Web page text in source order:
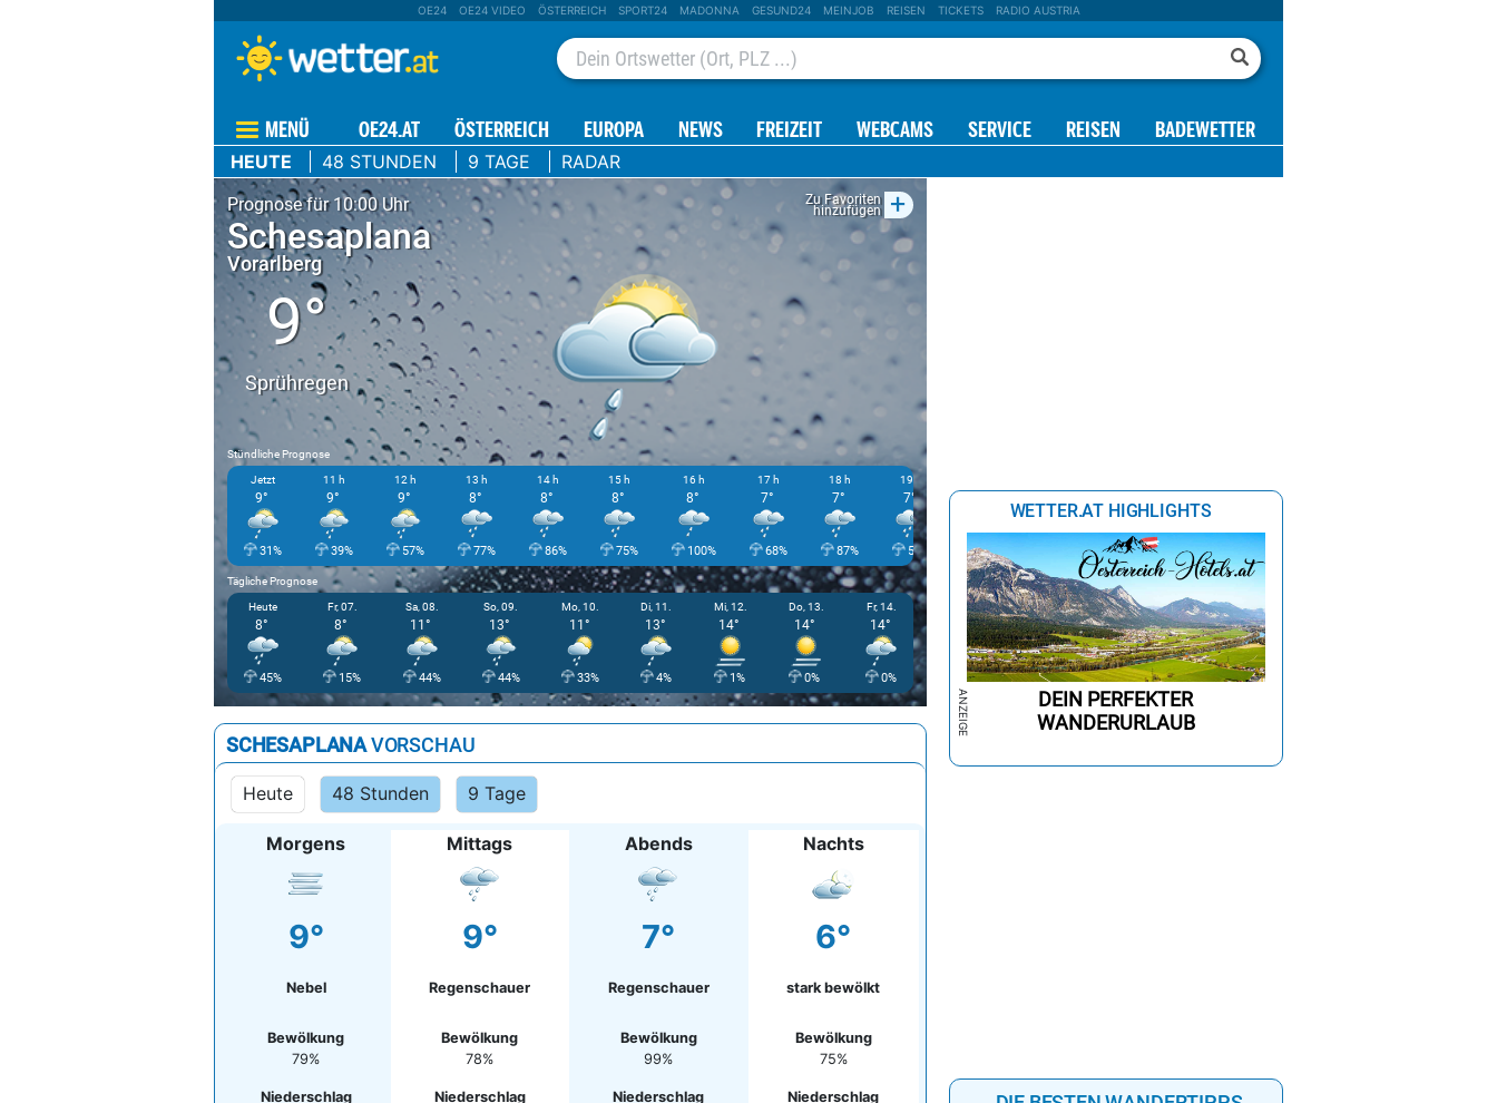
OE24 OE24 VIDEO ÖSTERREICH SPORT24 MADONNA GESUND24 MEINJOB REISEN TICKETS RADIO AUSTRIA
MENÜ OE24.AT ÖSTERREICH EUROPA NEWS FREIZEIT WEBCAMS SERVICE REISEN BADEWETTER
HEUTE 48 STUNDEN 9 TAGE RADAR
Prognose für 10:00 Uhr Zu Favoriten
hinzufügen +
Schesaplana
Vorarlberg
9°
Sprühregen
Stündliche Prognose
Jetzt
9°
31%
11 h
9°
39%
12 h
9°
57%
13 h
8°
77%
14 h
8°
86%
15 h
8°
75%
16 h
8°
100%
17 h
7°
68%
18 h
7°
87%
19 h
7°
57% 64% 23% 4% 0%
6°
Tägliche Prognose
Heute
8°
45%
Fr, 07.
8°
15%
Sa, 08.
11°
44%
So, 09.
13°
44%
Mo, 10.
11°
33%
Di, 11.
13°
4%
Mi, 12.
14°
1%
Do, 13.
14°
0%
Fr, 14.
14°
0%
SCHESAPLANAVORSCHAU
Heute 48 Stunden 9 Tage
Morgens
9°
Nebel
Bewölkung
79%
Niederschlag
Mittags
9°
Regenschauer
Bewölkung
78%
Niederschlag
Abends
7°
Regenschauer
Bewölkung
99%
Niederschlag
Nachts
6°
stark bewölkt
Bewölkung
75%
Niederschlag
WETTER.AT HIGHLIGHTS
DEIN PERFEKTER
WANDERURLAUB